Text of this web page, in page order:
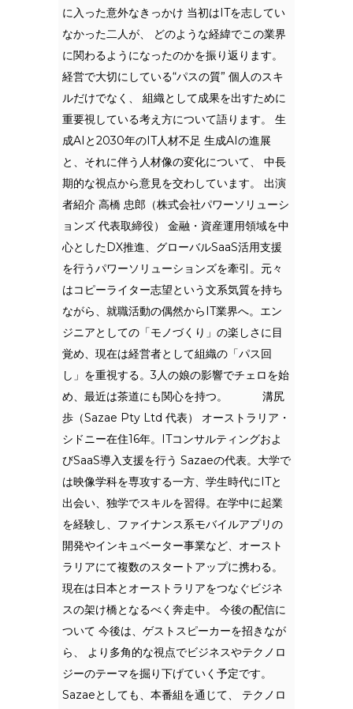
に入った意外なきっかけ 当初はITを志してい
なかった二人が、 どのような経緯でこの業界
に関わるようになったのかを振り返ります。
経営で大切にしている“パスの質” 個人のスキ
ルだけでなく、 組織として成果を出すために
重要視している考え方について語ります。 生
成AIと2030年のIT人材不足 生成AIの進展
と、それに伴う人材像の変化について、 中長
期的な視点から意見を交わしています。 出演
者紹介 高橋 忠郎（株式会社パワーソリューシ
ョンズ 代表取締役） 金融・資産運用領域を中
心としたDX推進、グローバルSaaS活用支援
を行うパワーソリューションズを牽引。元々
はコピーライター志望という文系気質を持ち
ながら、就職活動の偶然からIT業界へ。エン
ジニアとしての「モノづくり」の楽しさに目
覚め、現在は経営者として組織の「パス回
し」を重視する。3人の娘の影響でチェロを始
め、最近は茶道にも関心を持つ。 溝尻
歩（Sazae Pty Ltd 代表） オーストラリア・
シドニー在住16年。ITコンサルティングおよ
びSaaS導入支援を行う Sazaeの代表。大学で
は映像学科を専攻する一方、学生時代にITと
出会い、独学でスキルを習得。在学中に起業
を経験し、ファイナンス系モバイルアプリの
開発やインキュベーター事業など、オースト
ラリアにて複数のスタートアップに携わる。
現在は日本とオーストラリアをつなぐビジネ
スの架け橋となるべく奔走中。 今後の配信に
ついて 今後は、ゲストスピーカーを招きなが
ら、 より多角的な視点でビジネスやテクノロ
ジーのテーマを掘り下げていく予定です。
Sazaeとしても、本番組を通じて、 テクノロ